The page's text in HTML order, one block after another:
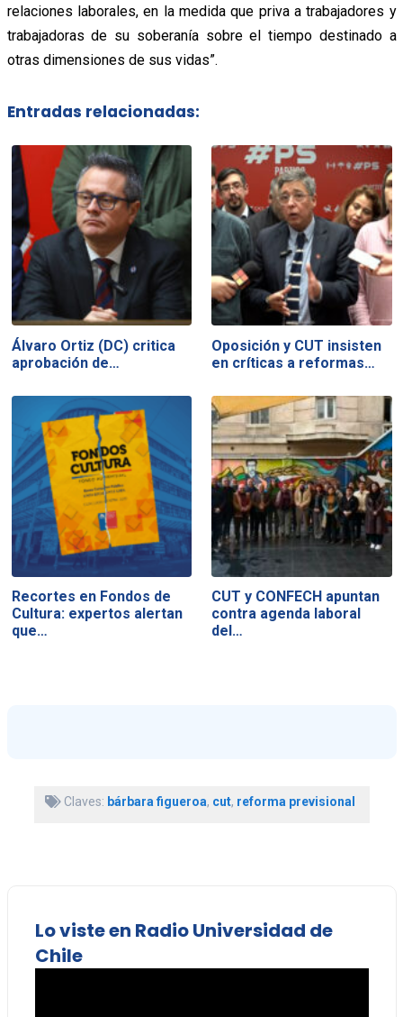
relaciones laborales, en la medida que priva a trabajadores y
trabajadoras de su soberanía sobre el tiempo destinado a
otras dimensiones de sus vidas”.
Entradas relacionadas:
Álvaro Ortiz (DC) critica
aprobación de…
Oposición y CUT insisten
en críticas a reformas…
Recortes en Fondos de
Cultura: expertos alertan
que…
CUT y CONFECH apuntan
contra agenda laboral
del…
Claves: bárbara figueroa, cut, reforma previsional
Lo viste en Radio Universidad de
Chile